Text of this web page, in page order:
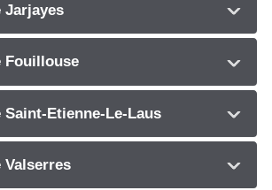
Jarjayes
Fouillouse
Saint-Etienne-Le-Laus
Valserres